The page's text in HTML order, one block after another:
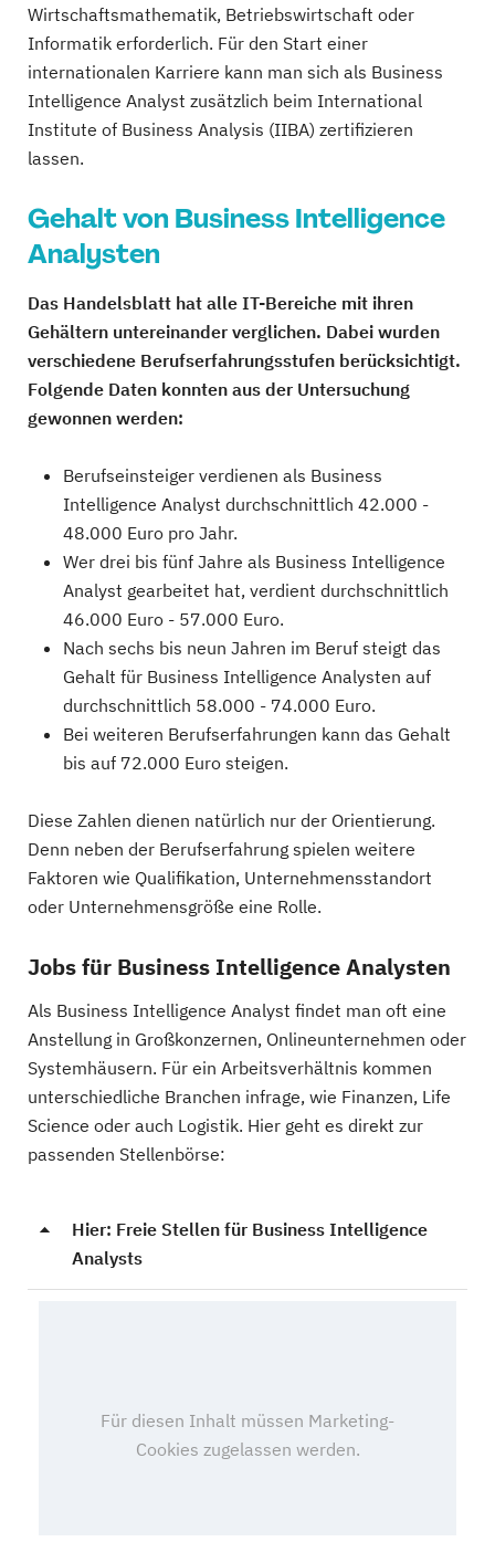
Wirtschaftsmathematik, Betriebswirtschaft oder
Informatik erforderlich. Für den Start einer
internationalen Karriere kann man sich als Business
Intelligence Analyst zusätzlich beim International
Institute of Business Analysis (IIBA) zertifizieren
lassen.
Gehalt von Business Intelligence
Analysten
Das Handelsblatt hat alle IT-Bereiche mit ihren
Gehältern untereinander verglichen. Dabei wurden
verschiedene Berufserfahrungsstufen berücksichtigt.
Folgende Daten konnten aus der Untersuchung
gewonnen werden:
Berufseinsteiger verdienen als Business
Intelligence Analyst durchschnittlich 42.000 -
48.000 Euro pro Jahr.
Wer drei bis fünf Jahre als Business Intelligence
Analyst gearbeitet hat, verdient durchschnittlich
46.000 Euro - 57.000 Euro.
Nach sechs bis neun Jahren im Beruf steigt das
Gehalt für Business Intelligence Analysten auf
durchschnittlich 58.000 - 74.000 Euro.
Bei weiteren Berufserfahrungen kann das Gehalt
bis auf 72.000 Euro steigen.
Diese Zahlen dienen natürlich nur der Orientierung.
Denn neben der Berufserfahrung spielen weitere
Faktoren wie Qualifikation, Unternehmensstandort
oder Unternehmensgröße eine Rolle.
Jobs für Business Intelligence Analysten
Als Business Intelligence Analyst findet man oft eine
Anstellung in Großkonzernen, Onlineunternehmen oder
Systemhäusern. Für ein Arbeitsverhältnis kommen
unterschiedliche Branchen infrage, wie Finanzen, Life
Science oder auch Logistik. Hier geht es direkt zur
passenden Stellenbörse:
Hier: Freie Stellen für Business Intelligence
Analysts